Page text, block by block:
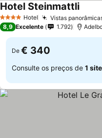
4 EstrelasHotel Vistas
Hotel Steinmattli
8,9 Excelente 1.792
De € 340
Consulte os preços de 1 site